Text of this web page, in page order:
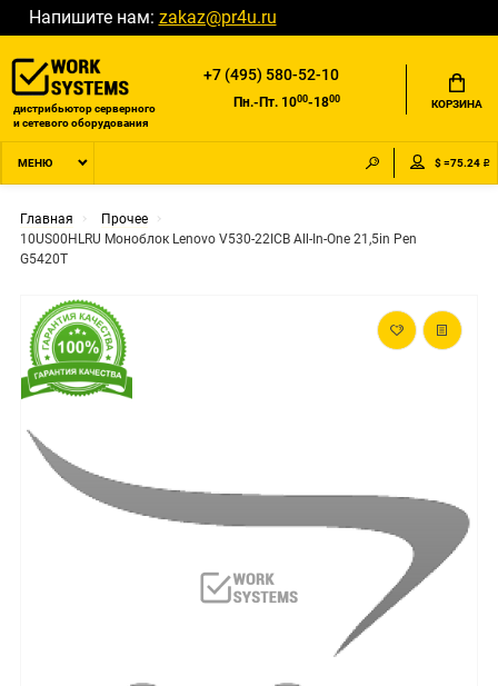
Напишите нам: zakaz@pr4u.ru
дистрибьютор серверного
и сетевого оборудования
+7 (495) 580-52-10
Пн.-Пт. 1000-1800 КОРЗИНА
МЕНЮ $ =75.24 ₽
Главная
Прочее
10US00HLRU Моноблок Lenovo V530-22ICB All-In-One 21,5in Pen
G5420T